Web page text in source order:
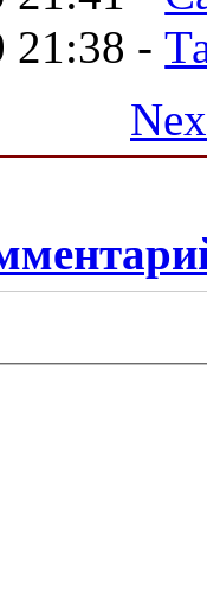
21:38 -